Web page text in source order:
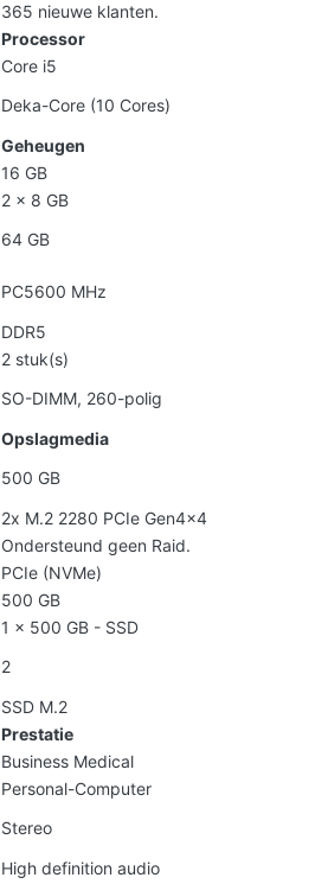
365 nieuwe klanten.
Processor
Core i5
Deka-Core (10 Cores)
Geheugen
16 GB
2 x 8 GB
64 GB
PC5600 MHz
DDR5
2 stuk(s)
SO-DIMM, 260-polig
Opslagmedia
500 GB
2x M.2 2280 PCIe Gen4x4
Ondersteund geen Raid.
PCIe (NVMe)
500 GB
1 x 500 GB - SSD
2
SSD M.2
Prestatie
Business Medical
Personal-Computer
Stereo
High definition audio